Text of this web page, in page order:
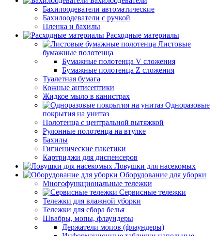
Бахилоодеватели автоматические
Бахилоодеватели с ручкой
Пленка и бахилы
Расходные материалы
Листовые
бумажные полотенца
Бумажные полотенца V сложения
Бумажные полотенца Z сложения
Туалетная бумага
Кожные антисептики
Жидкое мыло в канистрах
Одноразовые
покрытия на унитаз
Полотенца с центральной вытяжкой
Рулонные полотенца на втулке
Бахилы
Гигиенические пакетики
Картриджи для диспенсеров
Ловушки для насекомых
Оборудование для уборки
Многофункциональные тележки
Сервисные тележки
Тележки для влажной уборки
Тележки для сбора белья
Швабры, мопы, флаундеры
Держатели мопов (флаундеры)